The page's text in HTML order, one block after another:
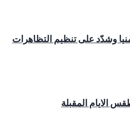
وشدّد على تنظيم التظاهرات
الايام المقبلة